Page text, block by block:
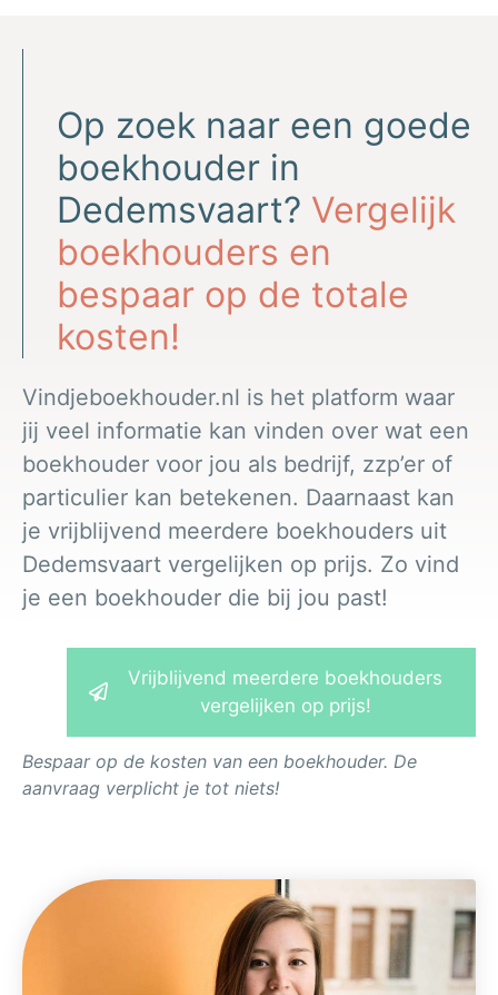
Op zoek naar een goede
boekhouder in
Dedemsvaart? Vergelijk
boekhouders en
bespaar op de totale
kosten!
Vindjeboekhouder.nl is het platform waar
jij veel informatie kan vinden over wat een
boekhouder voor jou als bedrijf, zzp’er of
particulier kan betekenen. Daarnaast kan
je vrijblijvend meerdere boekhouders uit
Dedemsvaart vergelijken op prijs. Zo vind
je een boekhouder die bij jou past!
Vrijblijvend meerdere boekhouders
vergelijken op prijs!
Bespaar op de kosten van een boekhouder. De
aanvraag verplicht je tot niets!